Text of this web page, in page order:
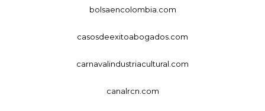
bolsaencolombia.com
casosdeexitoabogados.com
carnavalindustriacultural.com
canalrcn.com